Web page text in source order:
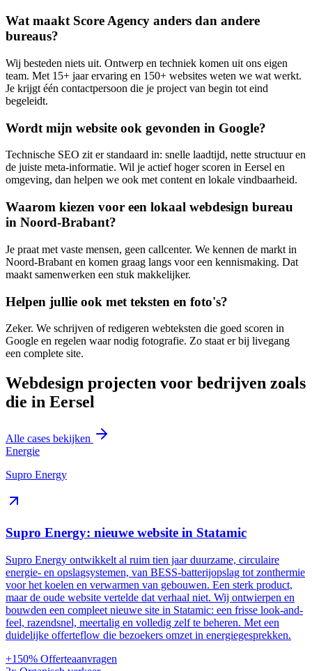
Wat maakt Score Agency anders dan andere
bureaus?
Wij besteden niets uit. Ontwerp en techniek komen uit ons eigen
team. Met 15+ jaar ervaring en 150+ websites weten we wat werkt.
Je krijgt één contactpersoon die je project van begin tot eind
begeleidt.
Wordt mijn website ook gevonden in Google?
Technische SEO zit er standaard in: snelle laadtijd, nette structuur en
de juiste meta-informatie. Wil je actief hoger scoren in Eersel en
omgeving, dan helpen we ook met content en lokale vindbaarheid.
Waarom kiezen voor een lokaal webdesign bureau
in Noord-Brabant?
Je praat met vaste mensen, geen callcenter. We kennen de markt in
Noord-Brabant en komen graag langs voor een kennismaking. Dat
maakt samenwerken een stuk makkelijker.
Helpen jullie ook met teksten en foto's?
Zeker. We schrijven of redigeren webteksten die goed scoren in
Google en regelen waar nodig fotografie. Zo staat er bij livegang
een complete site.
Webdesign projecten voor bedrijven zoals
die in Eersel
Alle cases bekijken
Energie
Supro Energy
Supro Energy: nieuwe website in Statamic
Supro Energy ontwikkelt al ruim tien jaar duurzame, circulaire
energie- en opslagsystemen, van BESS-batterijopslag tot zonthermie
voor het koelen en verwarmen van gebouwen. Een sterk product,
maar de oude website vertelde dat verhaal niet. Wij ontwierpen en
bouwden een compleet nieuwe site in Statamic: een frisse look-and-
feel, razendsnel, meertalig en volledig zelf te beheren. Met een
duidelijke offerteflow die bezoekers omzet in energiegesprekken.
+150% Offerteaanvragen